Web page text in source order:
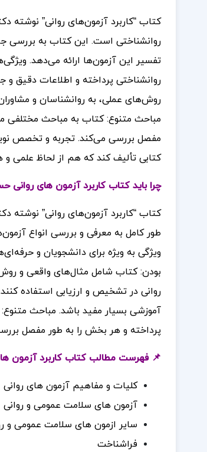
کتاب “کاربرد آزمون‌های روانی” نوشته
روانشناختی است. این کتاب به بررسی
تفسیر این آزمون‌ها ارائه می‌دهد.
روانشناختی پرداخته و اطلاعات دقیق و
روش‌های عملی، به روانشناسان و
مباحث متنوع: کتاب به مباحث مختلفی
مفصل بررسی می‌کند. تجربه و تخصص
کتابی تألیف کند که هم از لحاظ علمی
چرا باید کتاب کاربرد آزمون های روانی
کتاب “کاربرد آزمون‌های روانی”
طور کامل به معرفی و بررسی انواع
ویژگی به ویژه برای دانشجویان و
بودن: کتاب شامل مثال‌های واقعی و
روانی در تشخیص و ارزیابی استفاده
آموزشی بسیار مفید باشد. مباحث
پرداخته و هر بخش را به طور مفصل
📌 فهرست مطالب کتاب کاربرد آزمون
کلیات و مفاهیم آزمون های روانی
آزمون های سلامت عمومی و روانی
سایر ازمون های سلامت عمومی و
فراشناخت